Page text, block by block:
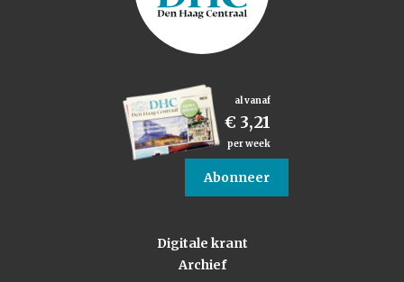
al vanaf
€ 3,21
per week
Abonneer
Digitale krant
Archief